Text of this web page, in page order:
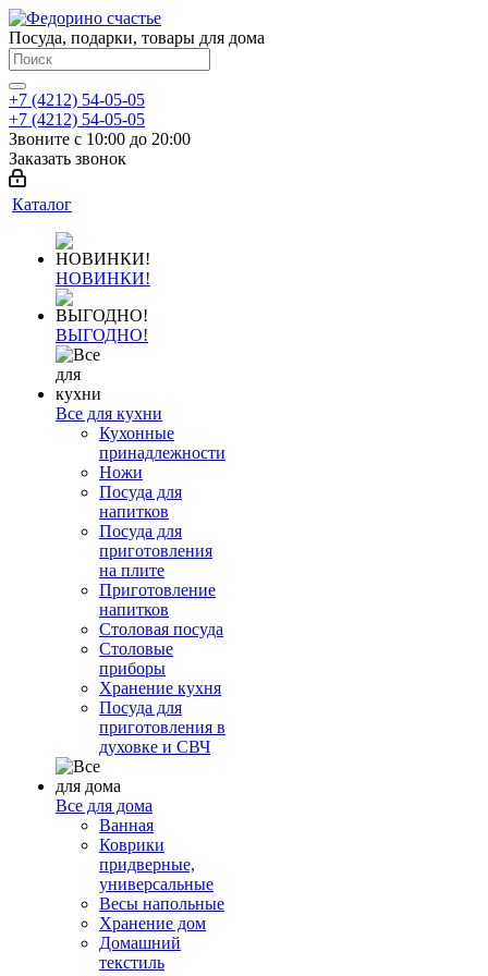
Посуда, подарки, товары для дома
+7 (4212) 54-05-05
+7 (4212) 54-05-05
Звоните с 10:00 до 20:00
Заказать звонок
Каталог
НОВИНКИ!
ВЫГОДНО!
Все для кухни
Кухонные
принадлежности
Ножи
Посуда для
напитков
Посуда для
приготовления
на плите
Приготовление
напитков
Столовая посуда
Столовые
приборы
Хранение кухня
Посуда для
приготовления в
духовке и СВЧ
Все для дома
Ванная
Коврики
придверные,
универсальные
Весы напольные
Хранение дом
Домашний
текстиль